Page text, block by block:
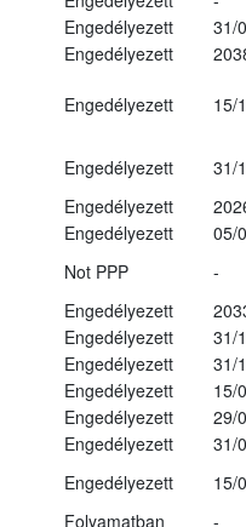
Engedélyezett
31/
Engedélyezett
Engedélyezett 15/
Engedélyezett
31/
Engedélyezett
Engedélyezett
05/
Not PPP
-
Engedélyezett
Engedélyezett
31/
Engedélyezett
31/
Engedélyezett
15/
Engedélyezett
29/
Engedélyezett
31/
Engedélyezett
15/
Folyamatban
-